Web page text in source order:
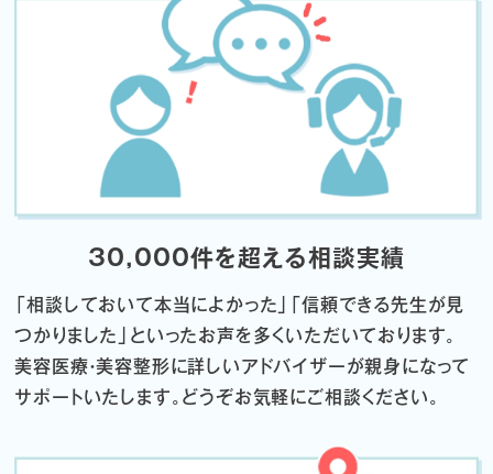
30,000件を超える相談実績
「相談しておいて本当によかった」「信頼できる先生が見
つかりました」 といったお声を多くいただいております。
美容医療・美容整形に詳しいアドバイザーが親身になって
サポートいたします。 どうぞお気軽にご相談ください。